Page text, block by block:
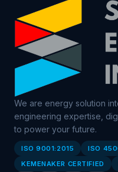
We are energy solution
engineering expertise,
to power your future.
ISO 9001:2015 ISO
KEMENAKER CERTIFIED